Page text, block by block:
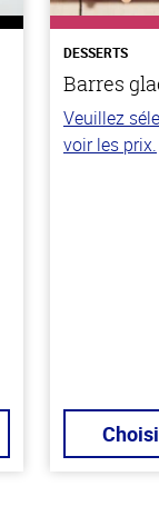
DESSERTS
Barres
Veuillez
voir les prix.